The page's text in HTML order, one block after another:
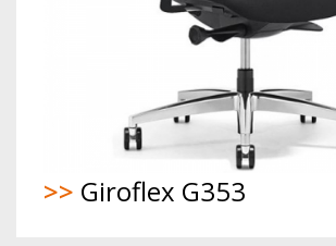
>> Giroflex G353